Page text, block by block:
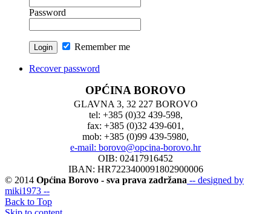
Password
Remember me
Recover password
OPĆINA BOROVO
GLAVNA 3, 32 227 BOROVO
tel: +385 (0)32 439-598,
fax: +385 (0)32 439-601,
mob: +385 (0)99 439-5980,
e-mail: borovo@opcina-borovo.hr
OIB: 02417916452
IBAN: HR7223400091802900006
© 2014 Općina Borovo - sva prava zadržana -- designed by
miki1973 --
Back to Top